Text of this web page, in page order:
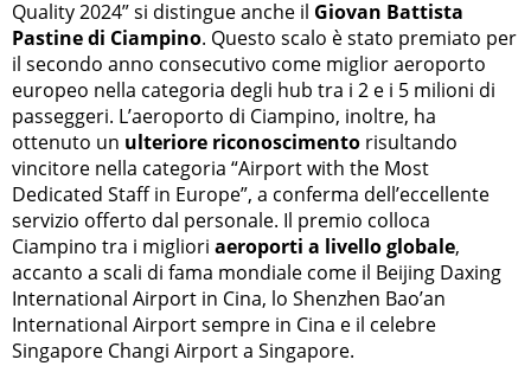
Quality 2024” si distingue anche il Giovan Battista
Pastine di Ciampino. Questo scalo è stato premiato per
il secondo anno consecutivo come miglior aeroporto
europeo nella categoria degli hub tra i 2 e i 5 milioni di
passeggeri. L’aeroporto di Ciampino, inoltre, ha
ottenuto un ulteriore riconoscimento risultando
vincitore nella categoria “Airport with the Most
Dedicated Staff in Europe”, a conferma dell’eccellente
servizio offerto dal personale. Il premio colloca
Ciampino tra i migliori aeroporti a livello globale,
accanto a scali di fama mondiale come il Beijing Daxing
International Airport in Cina, lo Shenzhen Bao’an
International Airport sempre in Cina e il celebre
Singapore Changi Airport a Singapore.